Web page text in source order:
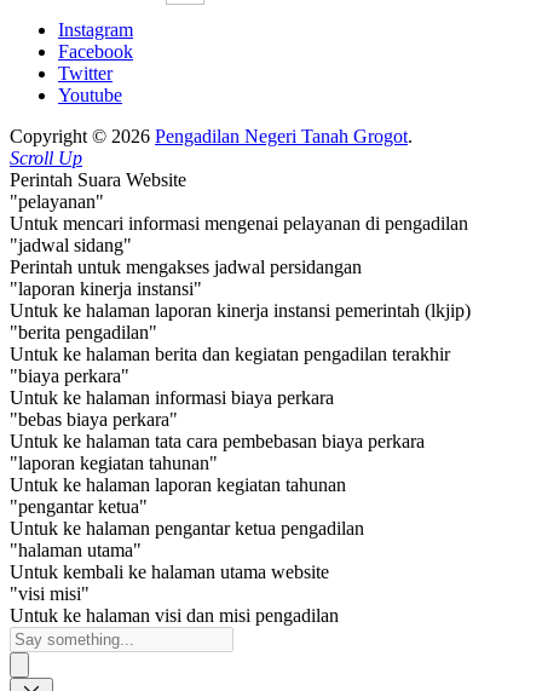
Instagram
Facebook
Twitter
Youtube
Copyright © 2026 Pengadilan Negeri Tanah Grogot.
Scroll Up
Perintah Suara Website
"pelayanan"
Untuk mencari informasi mengenai pelayanan di pengadilan
"jadwal sidang"
Perintah untuk mengakses jadwal persidangan
"laporan kinerja instansi"
Untuk ke halaman laporan kinerja instansi pemerintah (lkjip)
"berita pengadilan"
Untuk ke halaman berita dan kegiatan pengadilan terakhir
"biaya perkara"
Untuk ke halaman informasi biaya perkara
"bebas biaya perkara"
Untuk ke halaman tata cara pembebasan biaya perkara
"laporan kegiatan tahunan"
Untuk ke halaman laporan kegiatan tahunan
"pengantar ketua"
Untuk ke halaman pengantar ketua pengadilan
"halaman utama"
Untuk kembali ke halaman utama website
"visi misi"
Untuk ke halaman visi dan misi pengadilan